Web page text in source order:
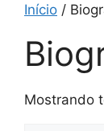
Início /
Mostrando